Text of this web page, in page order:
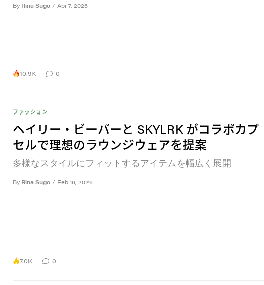
By Rina Sugo / Apr 7, 2026
10.9K 0
ファッション
ヘイリー・ビーバーと SKYLRK がコラボカプ
セルで理想のラウンジウェアを提案
多様なスタイルにフィットするアイテムを幅広く展開
By Rina Sugo / Feb 16, 2026
7.0K 0